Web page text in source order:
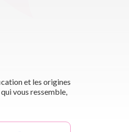
et les origines
vous ressemble,